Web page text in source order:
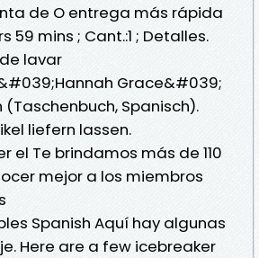
de O entrega más rápida
59 mins ; Cant.:1 ; Detalles.
lavar
Grace&#039;
(Taschenbuch, Spanisch).
liefern lassen.
el Te brindamos más de 110
mejor a los miembros
Spanish Aquí hay algunas
Here are a few icebreaker